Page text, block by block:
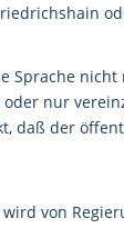
Sprache
oder nur
daß der
von